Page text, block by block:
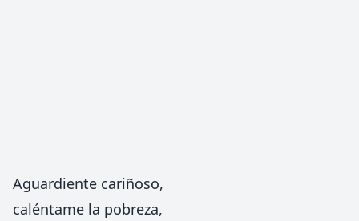
Aguardiente cariñoso,
caléntame la pobreza,